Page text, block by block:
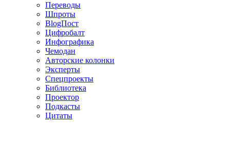
Переводы
Шпроты
BlogПост
Цифробалт
Инфографика
Чемодан
Авторские колонки
Эксперты
Спецпроекты
Библиотека
Проектор
Подкасты
Цитаты